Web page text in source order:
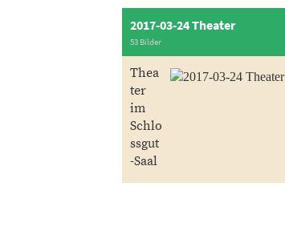
2017-03-24 Theater
53 Bilder
Thea
ter
im
Schlo
ssgut
-Saal